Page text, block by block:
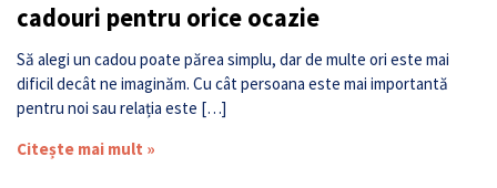
cadouri pentru orice ocazie
Să alegi un cadou poate părea simplu, dar de multe ori este mai
dificil decât ne imaginăm. Cu cât persoana este mai importantă
pentru noi sau relația este […]
Citește mai mult »